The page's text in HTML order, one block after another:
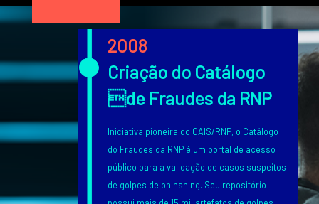
2008
Criação do Catálogo
de Fraudes da RNP
Iniciativa pioneira do CAIS/RNP, o Catálogo
do Fraudes da RNP é um portal de acesso
público para a validação de casos suspeitos
de golpes de phinshing. Seu repositório